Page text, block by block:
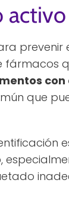
activo
prevenir
fármacos
con
que